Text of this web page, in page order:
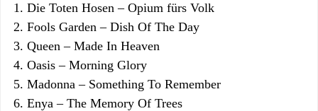
1. Die Toten Hosen – Opium fürs Volk
2. Fools Garden – Dish Of The Day
3. Queen – Made In Heaven
4. Oasis – Morning Glory
5. Madonna – Something To Remember
6. Enya – The Memory Of Trees